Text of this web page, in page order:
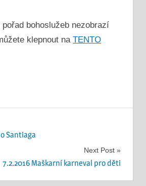
pořad bohoslužeb nezobrazí
klepnout na TENTO
Santiaga
Next Post
7.2.2016 Maškarní karneval pro děti